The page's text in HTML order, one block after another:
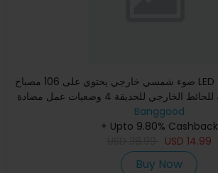
ضوء شمسي خارجي يحتوي على 106 مصباح LED مشع بمستشعر حركة
شمسي مع قوة عالية للحائط الخارجي للحديقة 4 وضعيات عمل مضادة
للما
Banggood
+ Upto 9.80% Cashback
USD 14.99
Buy Now